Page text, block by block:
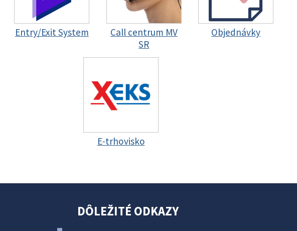
Entry/Exit System
Call centrum MV
SR
Objednávky
E-trhovisko
DÔLEŽITÉ ODKAZY